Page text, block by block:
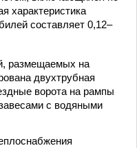
характеристика
составляет 0,12–
размещаемых на
двухтрубная
ворота на рампы
с водяными